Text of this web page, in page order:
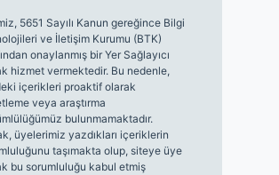
5651 Sayılı Kanun gereğince Bilgi
ve İletişim Kurumu (BTK)
onaylanmış bir Yer Sağlayıcı
hizmet vermektedir. Bu nedenle,
içerikleri proaktif olarak
veya araştırma
bulunmamaktadır.
üyelerimiz yazdıkları içeriklerin
taşımakta olup, siteye üye
bu sorumluluğu kabul etmiş